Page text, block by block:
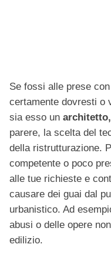
Se fossi alle prese
certamente dovresti o
sia esso un
parere, la scelta del
della ristrutturazione.
competente o poco
alle tue richieste e
causare dei guai dal
urbanistico. Ad
abusi o delle opere
edilizio.